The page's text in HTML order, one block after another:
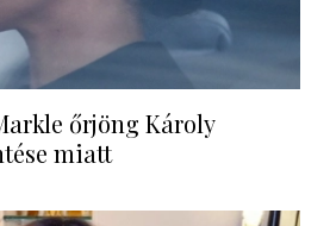
őrjöng Károly
miatt